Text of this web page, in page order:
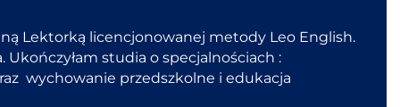
Lektorką licencjonowanej metody Leo English.
Ukończyłam studia o specjalnościach :
wychowanie przedszkolne i edukacja